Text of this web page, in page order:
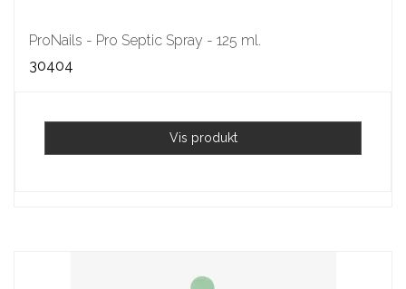
ProNails - Pro Septic Spray - 125 ml.
30404
Vis produkt